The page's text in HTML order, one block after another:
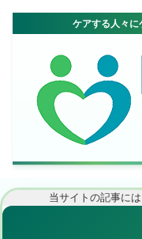
当サイトの記事に